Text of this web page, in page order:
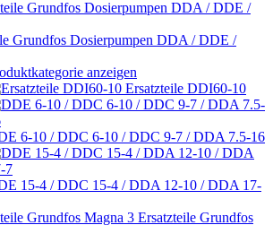
Grundfos Dosierpumpen DDA / DDE /
anzeigen
Ersatzteile DDI60-10
6-10 / DDC 6-10 / DDC 9-7 / DDA 7.5-16
15-4 / DDC 15-4 / DDA 12-10 / DDA 17-
Ersatzteile Grundfos